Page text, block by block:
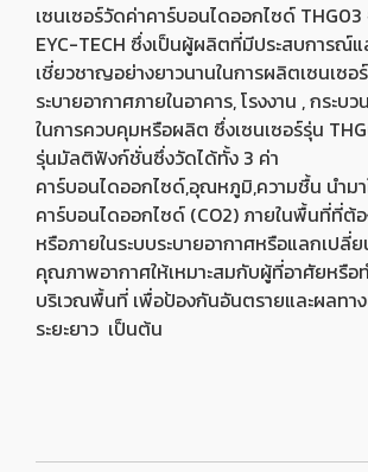
เซนเซอร์วัดค่าคาร์บอนไดออกไซด์
EYC-TECH ซึ่งเป็นผู้ผลิตที่มีประสบการณ์แ
เชี่ยวชาญอย่างยาวนานในการผลิตเซนเซอ
ระบายอากาศภายในอาคาร, โรงงาน , กระบ
ในการควบคุมหรือผลิต ซึ่งเซนเซอร์รุ่น
รุ่นมัลติฟังก์ชั่นซึ่งวัดได้ทั้ง 3 ค่า
คาร์บอนไดออกไซด์,อุณหภูมิ,ความชื้น นำมา
คาร์บอนไดออกไซด์ (CO2) ภายในพื้นที่ที่ต้
หรือภายในระบบระบายอากาศหรือแลกเปลี่
คุณภาพอากาศให้เหมาะสมกับผู้ที่อาศัยหรือ
บริเวณพื้นที่ เพื่อป้องกันอันตรายและผลทา
ระยะยาว เป็นต้น